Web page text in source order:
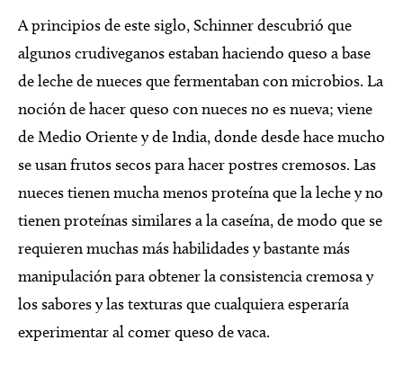
A principios de este siglo, Schinner descubrió que
algunos crudiveganos estaban haciendo queso a base
de leche de nueces que fermentaban con microbios. La
noción de hacer queso con nueces no es nueva; viene
de Medio Oriente y de India, donde desde hace mucho
se usan frutos secos para hacer postres cremosos. Las
nueces tienen mucha menos proteína que la leche y no
tienen proteínas similares a la caseína, de modo que se
requieren muchas más habilidades y bastante más
manipulación para obtener la consistencia cremosa y
los sabores y las texturas que cualquiera esperaría
experimentar al comer queso de vaca.